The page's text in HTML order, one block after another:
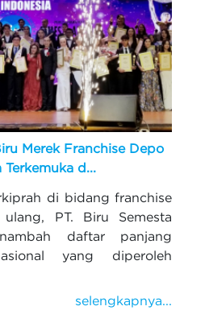
Merek Franchise Depo
d...
di bidang franchise
PT. Biru Semesta
daftar panjang
yang diperoleh
selengkapnya...